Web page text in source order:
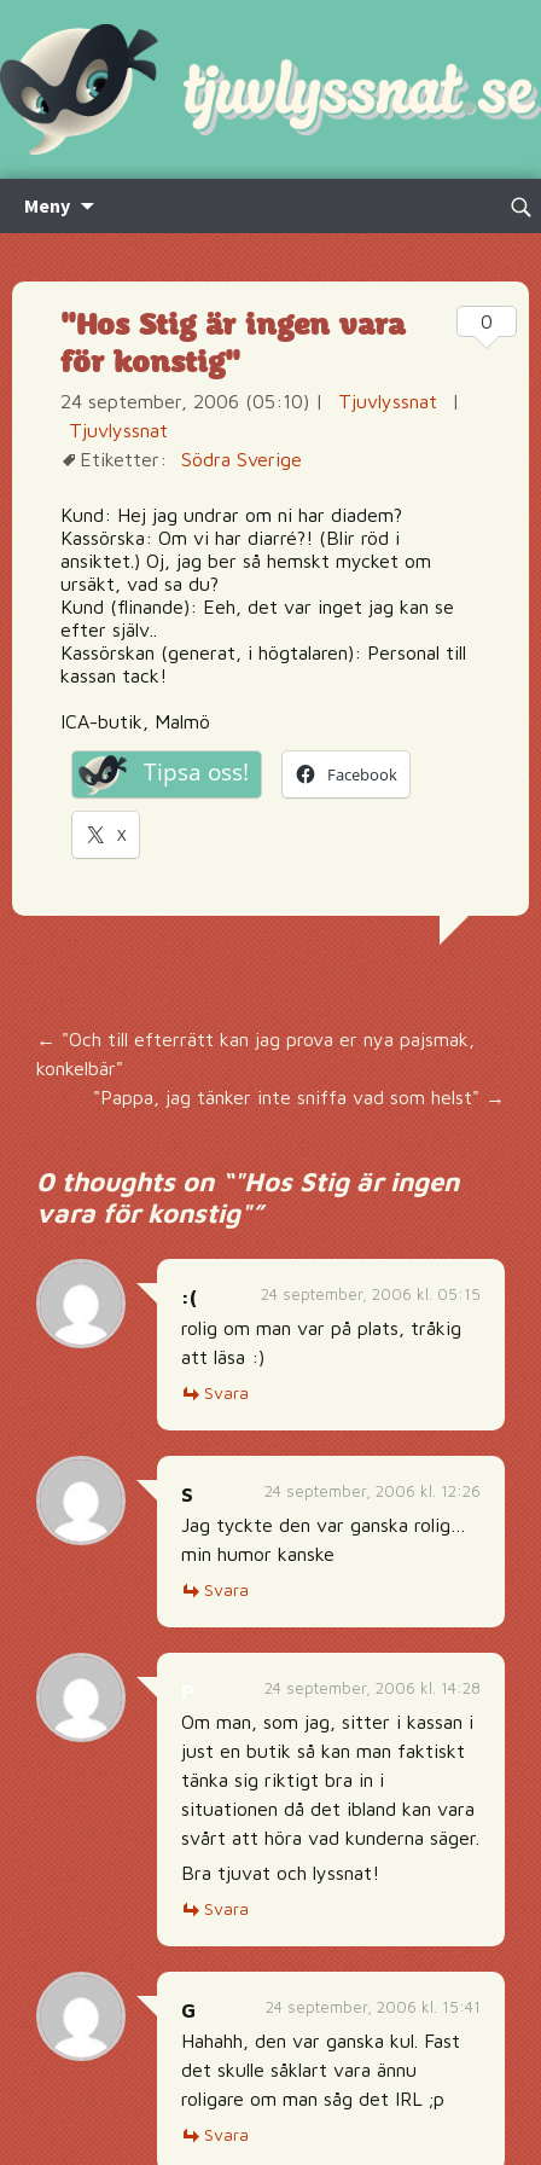
Meny
innehåll
Sök
"Hos Stig är ingen vara
för konstig"
24 september, 2006 (05:10) | Tjuvlyssnat
|
Tjuvlyssnat
Etiketter:
Södra Sverige
Kund: Hej jag undrar om ni har diadem?
Kassörska: Om vi har diarré?! (Blir röd i
ansiktet.) Oj, jag ber så hemskt mycket om
ursäkt, vad sa du?
Kund (flinande): Eeh, det var inget jag kan se
efter själv..
Kassörskan (generat, i högtalaren): Personal till
kassan tack!
ICA-butik, Malmö
Tipsa oss! Facebook
X
0
Inläggsnavigering
←"Och till efterrätt kan jag prova er nya pajsmak,
konkelbär"
"Pappa, jag tänker inte sniffa vad som helst"→
0 thoughts on “"Hos Stig är ingen
vara för konstig"”
24 september, 2006 kl. 05:15
:(
rolig om man var på plats, tråkig
att läsa :)
Svara
24 september, 2006 kl. 12:26
S
Jag tyckte den var ganska rolig…
min humor kanske
Svara
24 september, 2006 kl. 14:28
Om man, som jag, sitter i kassan i
just en butik så kan man faktiskt
tänka sig riktigt bra in i
situationen då det ibland kan vara
svårt att höra vad kunderna säger.
Bra tjuvat och lyssnat!
Svara
24 september, 2006 kl. 15:41
G
Hahahh, den var ganska kul. Fast
det skulle såklart vara ännu
roligare om man såg det IRL ;p
Svara